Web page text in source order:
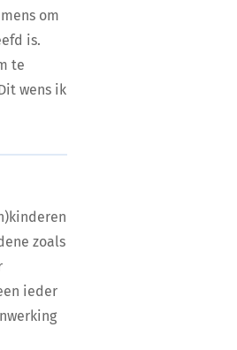
om
is.
te
wens ik
zoals
ieder